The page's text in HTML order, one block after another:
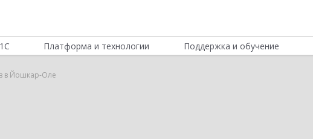
Платформа и технологии Поддержка и обучение
в Йошкар-Оле